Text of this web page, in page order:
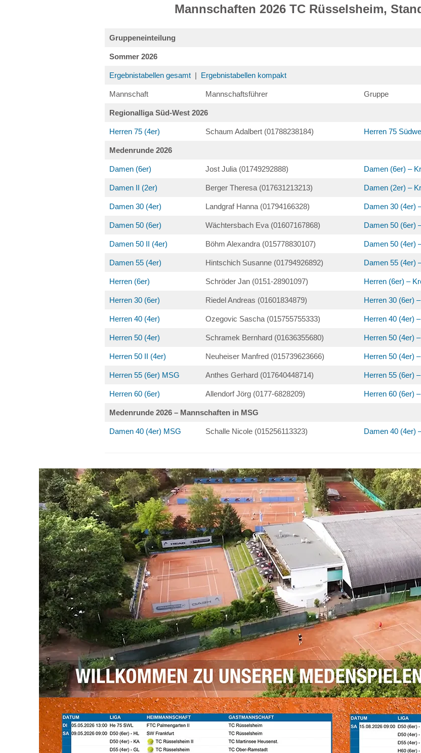
Mannschaften 2026 TC Rüsselsheim,
Gruppeneinteilung
Sommer 2026
Ergebnistabellen gesamt| Ergebnistabellen kompakt
Mannschaft Mannschaftsführer Gruppe
Regionalliga Süd-West 2026
Herren 75 (4er) Schaum Adalbert (01788238184) Herren 75
Medenrunde 2026
Damen (6er) Jost Julia (01749292888) Damen (6er) –
Damen II (2er) Berger Theresa (017631213213) Damen (2er) –
Damen 30 (4er) Landgraf Hanna (01794166328) Damen 30 (4er)
Damen 50 (6er) Wächtersbach Eva (01607167868) Damen 50 (6er)
Damen 50 II (4er) Böhm Alexandra (015778830107) Damen 50 (4er)
Damen 55 (4er) Hintschich Susanne (01794926892) Damen 55 (4er)
Herren (6er) Schröder Jan (0151-28901097) Herren (6er) –
Herren 30 (6er) Riedel Andreas (01601834879) Herren 30 (6er)
Herren 40 (4er) Ozegovic Sascha (015755755333) Herren 40 (4er)
Herren 50 (4er) Schramek Bernhard (01636355680) Herren 50 (4er)
Herren 50 II (4er) Neuheiser Manfred (015739623666) Herren 50 (4er)
Herren 55 (6er) MSG Anthes Gerhard (017640448714) Herren 55 (6er)
Herren 60 (6er) Allendorf Jörg (0177-6828209) Herren 60 (6er)
Medenrunde 2026 – Mannschaften in MSG
Damen 40 (4er) MSG Schalle Nicole (015256113323) Damen 40 (4er)